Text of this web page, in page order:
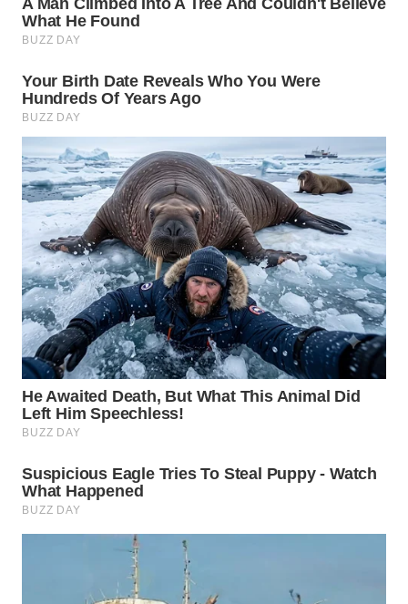
WN
DEPOK
WN
TAPANULI
UTARA
WN
SAMOSIR
WN
PADANG
LAWAS
WN
SUMEDANG
WN
CIANJUR
KEPULAUAN
SERIBU
WN